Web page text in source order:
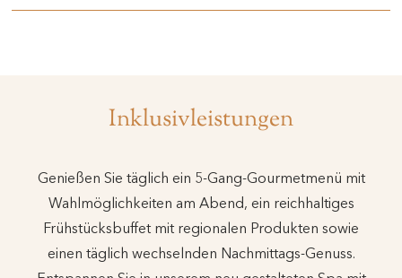
Inklusivleistungen
Genießen Sie täglich ein 5-Gang-Gourmetmenü mit
Wahlmöglichkeiten am Abend, ein reichhaltiges
Frühstücksbuffet mit regionalen Produkten sowie
einen täglich wechselnden Nachmittags-Genuss.